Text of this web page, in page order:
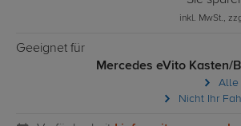
inkl. MwSt.,
Geeignet für
Mercedes eVito Kasten/
Alle
Nicht Ihr